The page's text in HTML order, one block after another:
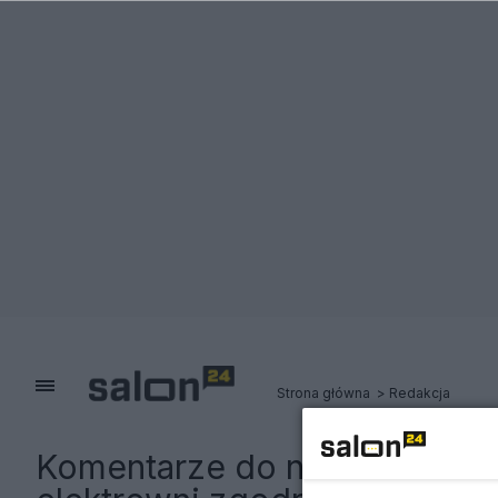
Strona główna Redakcja
Komentarze do notki: